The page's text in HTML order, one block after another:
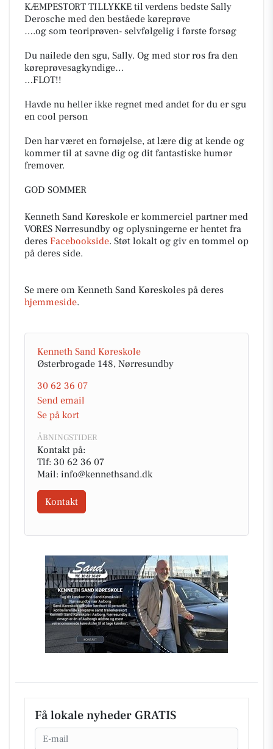
KÆMPESTORT TILLYKKE til verdens bedste Sally
Derosche med den beståede køreprøve
….og som teoriprøven- selvfølgelig i første forsøg
Du nailede den sgu, Sally. Og med stor ros fra den
køreprøvesagkyndige…
…FLOT!!
Havde nu heller ikke regnet med andet for du er sgu
en cool person
Den har været en fornøjelse, at lære dig at kende og
kommer til at savne dig og dit fantastiske humør
fremover.
GOD SOMMER
Kenneth Sand Køreskole er kommerciel partner med
VORES Nørresundby og oplysningerne er hentet fra
deres Facebookside. Støt lokalt og giv en tommel op
på deres side.
Se mere om Kenneth Sand Køreskoles på deres
hjemmeside.
Kenneth Sand Køreskole
Østerbrogade 148, Nørresundby
30 62 36 07
Send email
Se på kort
ÅBNINGSTIDER
Kontakt på:
Tlf: 30 62 36 07
Mail: info@kennethsand.dk
Kontakt
Få lokale nyheder GRATIS
Email